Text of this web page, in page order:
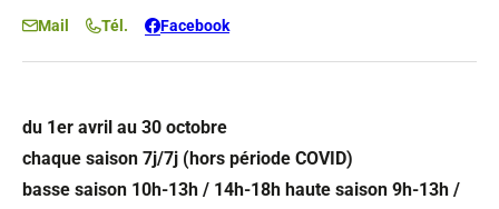
du 1er avril au 30 octobre
chaque saison 7j/7j (hors période COVID)
basse saison 10h-13h / 14h-18h haute saison 9h-13h /
Mail Tél. Facebook